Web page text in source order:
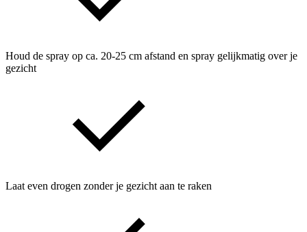
Houd de spray op ca. 20-25 cm afstand en spray gelijkmatig over je
gezicht
Laat even drogen zonder je gezicht aan te raken